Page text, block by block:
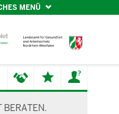
MENÜ
BERATEN.